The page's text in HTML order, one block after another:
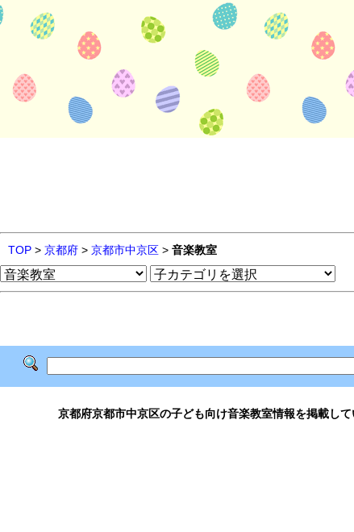
TOP > 京都府 > 京都市中京区 > 音楽教室
京都府京都市中京区の子ども向け音楽教室情報を掲載し